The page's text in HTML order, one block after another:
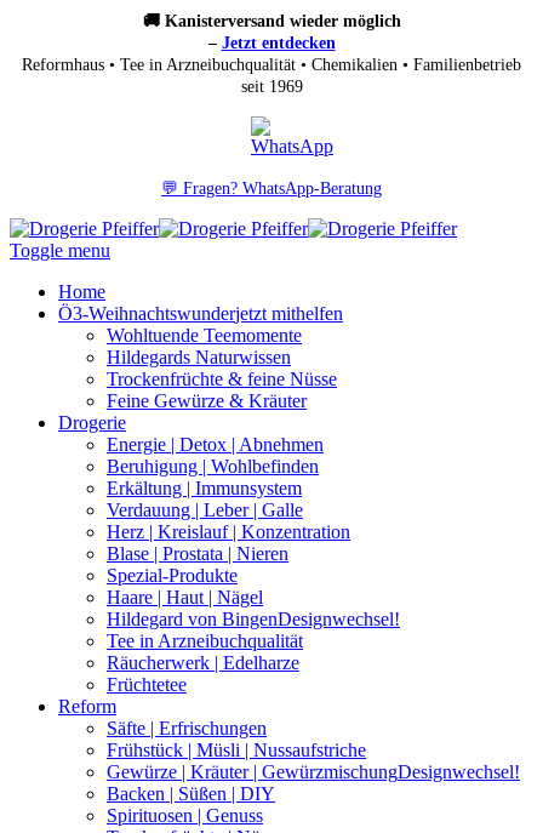
🚚 Kanisterversand wieder möglich
– Jetzt entdecken
Reformhaus • Tee in Arzneibuchqualität • Chemikalien • Familienbetrieb
seit 1969
💬 Fragen? WhatsApp-Beratung
Toggle menu
Home
Ö3-Weihnachtswunderjetzt mithelfen
Wohltuende Teemomente
Hildegards Naturwissen
Trockenfrüchte & feine Nüsse
Feine Gewürze & Kräuter
Drogerie
Energie | Detox | Abnehmen
Beruhigung | Wohlbefinden
Erkältung | Immunsystem
Verdauung | Leber | Galle
Herz | Kreislauf | Konzentration
Blase | Prostata | Nieren
Spezial-Produkte
Haare | Haut | Nägel
Hildegard von BingenDesignwechsel!
Tee in Arzneibuchqualität
Räucherwerk | Edelharze
Früchtetee
Reform
Säfte | Erfrischungen
Frühstück | Müsli | Nussaufstriche
Gewürze | Kräuter | GewürzmischungDesignwechsel!
Backen | Süßen | DIY
Spirituosen | Genuss